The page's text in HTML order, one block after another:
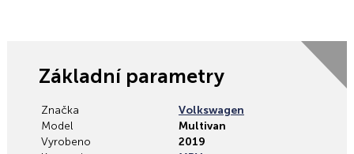
Základní parametry
Značka
Volkswagen
Model
Multivan
Vyrobeno
2019